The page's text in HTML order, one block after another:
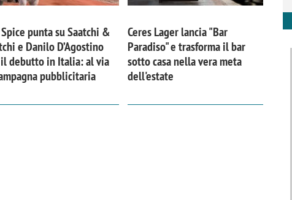
punta su Saatchi &
e Danilo D’Agostino
debutto in Italia: al via
pubblicitaria
Ceres Lager lancia "Bar
Paradiso" e trasforma il bar
sotto casa nella vera meta
dell'estate